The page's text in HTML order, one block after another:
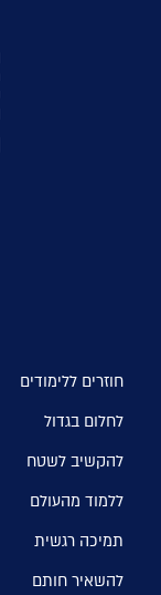
חוזרים ללימודים
לחלום בגדול
להקשיב לשטח
ללמוד מהעולם
תמיכה רגשית
להשאיר חותם